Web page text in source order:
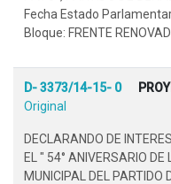
Fecha Estado
Bloque: FRENTE
D- 3373/14-15- 0
Original
DECLARANDO DE
EL " 54° ANIVERSARIO
MUNICIPAL DEL PARTIDO